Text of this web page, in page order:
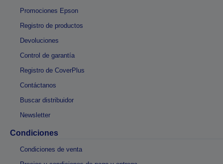
Promociones Epson
Registro de productos
Devoluciones
Control de garantía
Registro de CoverPlus
Contáctanos
Buscar distribuidor
Newsletter
Condiciones
Condiciones de venta